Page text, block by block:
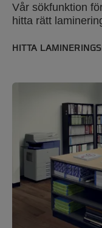
Vår sökfunktion
hitta rätt
HITTA